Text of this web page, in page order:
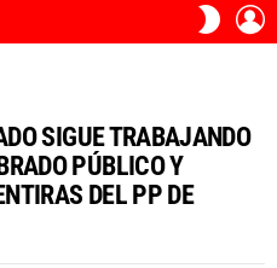
SKIN
SIGUE TRABAJANDO
PÚBLICO Y
DEL PP DE